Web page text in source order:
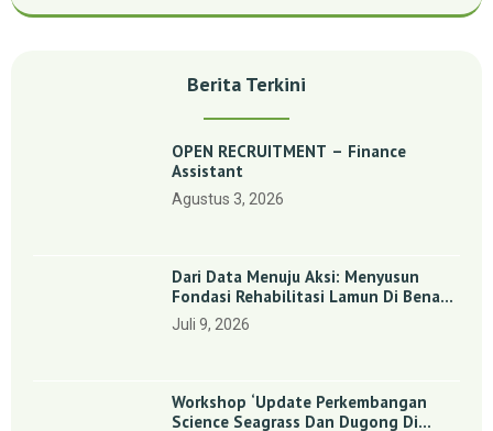
Berita Terkini
OPEN RECRUITMENT – Finance
Assistant
Agustus 3, 2026
Dari Data Menuju Aksi: Menyusun
Fondasi Rehabilitasi Lamun Di Benan
Dan Sebong Lagoi, Kepulauan Riau
Juli 9, 2026
Workshop ‘Update Perkembangan
Science Seagrass Dan Dugong Di